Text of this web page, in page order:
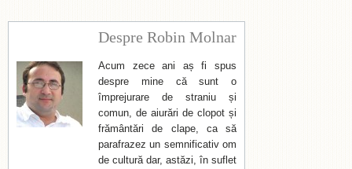
Despre Robin Molnar
Acum zece ani aș fi spus
despre mine că sunt o
împrejurare de straniu și
comun, de aiurări de clopot și
frământări de clape, ca să
parafrazez un semnificativ om
de cultură dar, astăzi, în suflet